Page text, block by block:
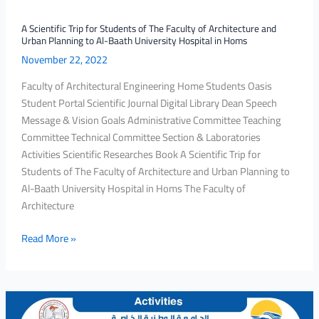
A Scientific Trip for Students of The Faculty of Architecture and
Urban Planning to Al-Baath University Hospital in Homs
November 22, 2022
Faculty of Architectural Engineering Home Students Oasis
Student Portal Scientific Journal Digital Library Dean Speech
Message & Vision Goals Administrative Committee Teaching
Committee Technical Committee Section & Laboratories
Activities Scientific Researches Book A Scientific Trip for
Students of The Faculty of Architecture and Urban Planning to
Al-Baath University Hospital in Homs The Faculty of
Architecture
Read More »
The